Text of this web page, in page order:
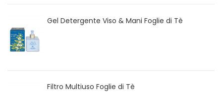
Gel Detergente Viso & Mani Foglie di Tè
Filtro Multiuso Foglie di Tè